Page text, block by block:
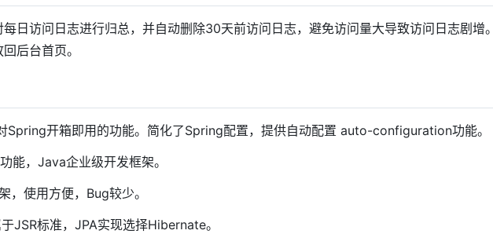
日访问日志进行归总，并自动删除30天前访问日志，避免访问量大导致访问日志剧增
后台首页。
Spring开箱即用的功能。简化了Spring配置，提供自动配置 auto-configuration功能。
能，Java企业级开发框架。
，使用方便，Bug较少。
JSR标准，JPA实现选择Hibernate。